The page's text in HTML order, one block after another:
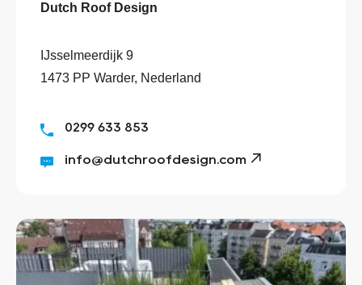
Dutch Roof Design
IJsselmeerdijk 9
1473 PP Warder, Nederland
0299 633 853
info@dutchroofdesign.com